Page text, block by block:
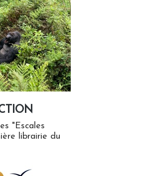
"Escales
librairie du